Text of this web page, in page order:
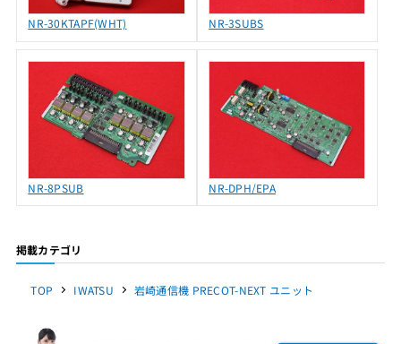
NR-30KTAPF(WHT) NR-3SUBS
NR-8PSUB NR-DPH/EPA
掲載カテゴリ
TOP IWATSU 岩崎通信機 PRECOT-NEXT ユニット